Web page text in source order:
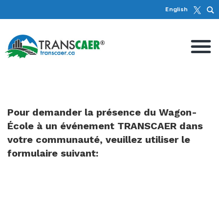
English
Pour demander la présence du Wagon-
École à un événement TRANSCAER dans
votre communauté, veuillez utiliser le
formulaire suivant: